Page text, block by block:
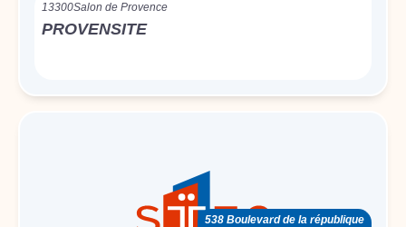
13300Salon de Provence
PROVENSITE
538 Boulevard de la république